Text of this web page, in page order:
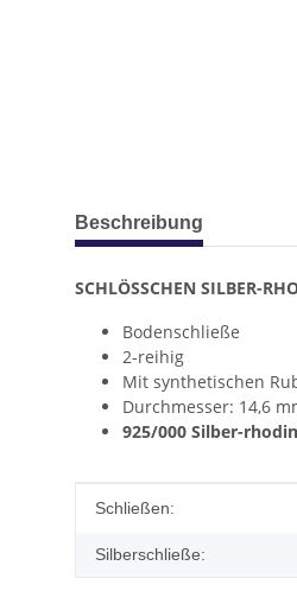
weitere Registerkarten
Beschreibung
SCHLÖSSCHEN SILBER-
Bodenschließe
2-reihig
Mit synthetischen
Durchmesser: 14,6
925/000 Silber-
Produkteigenschaft
Wert
Schließen:
Silberschließe: